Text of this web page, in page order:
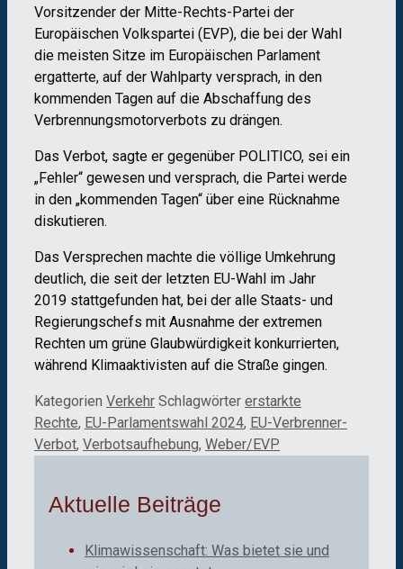
Vorsitzender der Mitte-Rechts-Partei der
Europäischen Volkspartei (EVP), die bei der Wahl
die meisten Sitze im Europäischen Parlament
ergatterte, auf der Wahlparty versprach, in den
kommenden Tagen auf die Abschaffung des
Verbrennungsmotorverbots zu drängen.
Das Verbot, sagte er gegenüber POLITICO, sei ein
„Fehler“ gewesen und versprach, die Partei werde
in den „kommenden Tagen“ über eine Rücknahme
diskutieren.
Das Versprechen machte die völlige Umkehrung
deutlich, die seit der letzten EU-Wahl im Jahr
2019 stattgefunden hat, bei der alle Staats- und
Regierungschefs mit Ausnahme der extremen
Rechten um grüne Glaubwürdigkeit konkurrierten,
während Klimaaktivisten auf die Straße gingen.
Kategorien Verkehr Schlagwörter erstarkte
Rechte, EU-Parlamentswahl 2024, EU-Verbrenner-
Verbot, Verbotsaufhebung, Weber/EVP
Aktuelle Beiträge
Klimawissenschaft: Was bietet sie und